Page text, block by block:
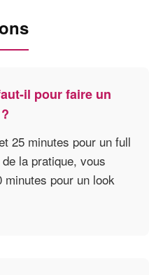
il pour faire un
25 minutes pour un full
la pratique, vous
minutes pour un look